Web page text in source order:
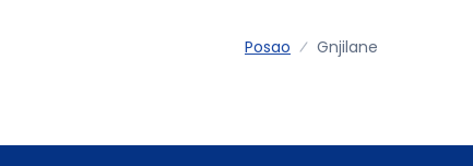
Posao Gnjilane